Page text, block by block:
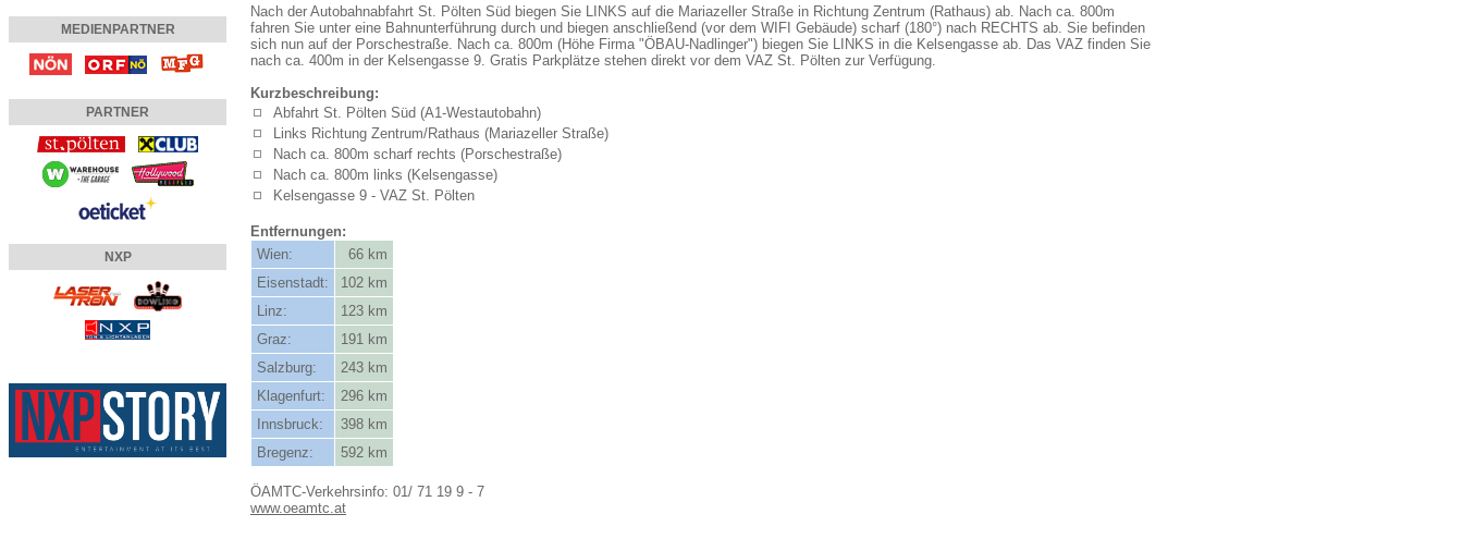
MEDIENPARTNER
PARTNER
NXP
Nach der Autobahnabfahrt St. Pölten Süd biegen Sie LINKS auf die Mariazeller Straße in Richtung Zentrum (Rathaus) ab. Nach ca. 800m
fahren Sie unter eine Bahnunterführung durch und biegen anschließend (vor dem WIFI Gebäude) scharf (180°) nach RECHTS ab. Sie befinden
sich nun auf der Porschestraße. Nach ca. 800m (Höhe Firma "ÖBAU-Nadlinger") biegen Sie LINKS in die Kelsengasse ab. Das VAZ finden Sie
nach ca. 400m in der Kelsengasse 9. Gratis Parkplätze stehen direkt vor dem VAZ St. Pölten zur Verfügung.
Kurzbeschreibung:
Abfahrt St. Pölten Süd (A1-Westautobahn)
Links Richtung Zentrum/Rathaus (Mariazeller Straße)
Nach ca. 800m scharf rechts (Porschestraße)
Nach ca. 800m links (Kelsengasse)
Kelsengasse 9 - VAZ St. Pölten
Entfernungen:
Wien:
66 km
Eisenstadt:
102 km
Linz:
123 km
Graz:
191 km
Salzburg:
243 km
Klagenfurt:
296 km
Innsbruck:
398 km
Bregenz:
592 km
ÖAMTC-Verkehrsinfo: 01/ 71 19 9 - 7
www.oeamtc.at